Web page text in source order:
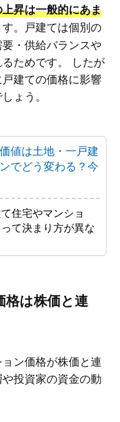
昇は一般的にあま
。戸建ては個別の
・供給バランスや
ためです。 したが
建ての価格に影響
ょう。
値は土地・一戸建
でどう変わる？今
住宅やマンショ
て決まり方が異な
は株価と連
ン価格が株価と連
投資家の資金の動